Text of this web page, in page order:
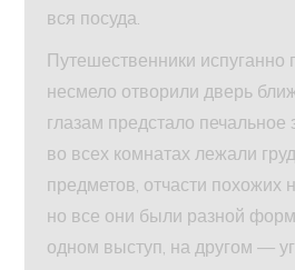
вся посуда.
Путешественники испуганно
несмело отворили дверь
глазам предстало
во всех комнатах лежали
предметов, отчасти похожих
но все они были разной
одном выступ, на другом —